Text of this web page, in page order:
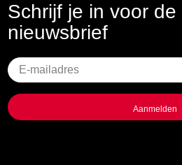
Schrijf je in voor de
nieuwsbrief
Geen
titel